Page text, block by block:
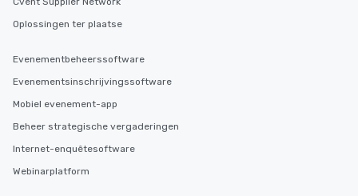
Oplossingen ter plaatse
Evenementbeheerssoftware
Evenementsinschrijvingssoftware
Mobiel evenement-app
Beheer strategische vergaderingen
Internet-enquêtesoftware
Webinarplatform